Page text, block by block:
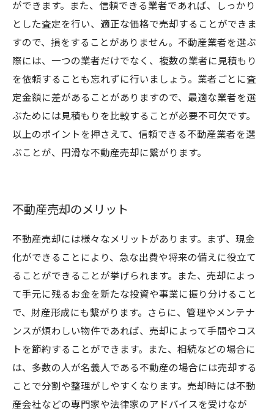
ができます。また、信頼できる業者であれば、しっかり
とした査定を行い、適正な価格で売却することができま
すので、損をすることがありません。不動産業者を選ぶ
際には、一つの業者だけでなく、複数の業者に見積もり
を依頼することも忘れずに行いましょう。業者ごとに査
定金額に差があることがありますので、最適な業者を選
ぶためには見積もりを比較することが必要不可欠です。
以上のポイントを押さえて、信頼できる不動産業者を選
ぶことが、円滑な不動産売却に繋がります。
不動産売却のメリット
不動産売却には様々なメリットがあります。まず、現金
化ができることにより、急な出費や将来の備えに役立て
ることができることが挙げられます。また、売却によっ
て手元に残るお金を新たな投資や事業に振り分けること
で、財産形成にも繋がります。さらに、管理やメンテナ
ンスが煩わしい物件であれば、売却によって手間やコス
トを節約することができます。また、相続などの場合に
は、多数の人が名義人である不動産の場合には売却する
ことで分割や整理がしやすくなります。売却時には不動
産会社などの専門家や法律家のアドバイスを受けなが